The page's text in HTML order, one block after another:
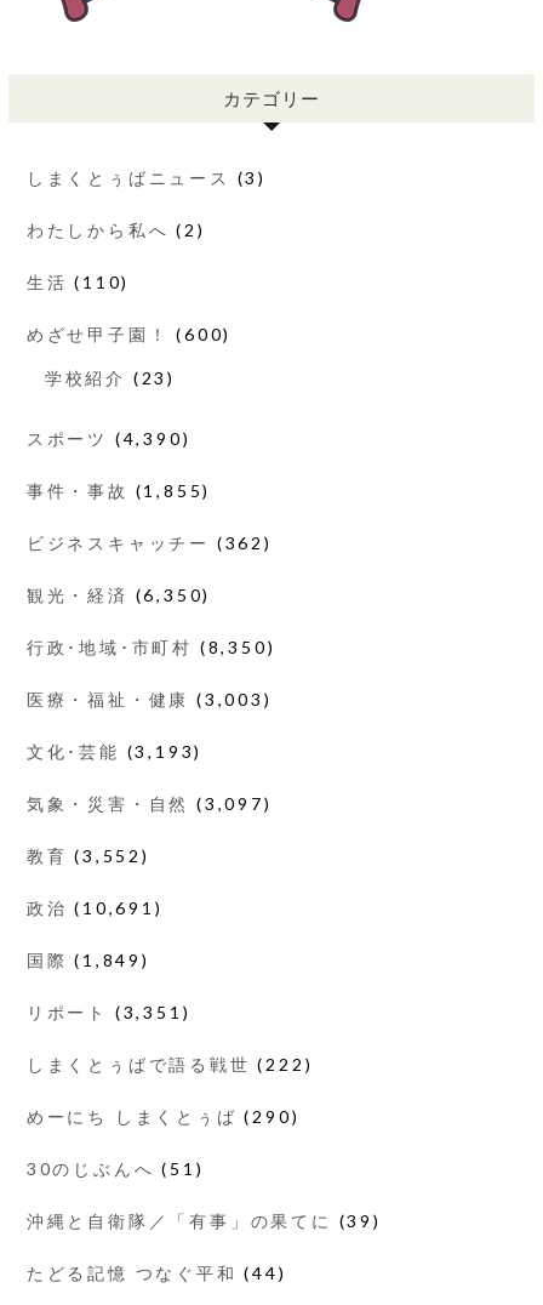
カテゴリー
しまくとぅばニュース (3)
わたしから私へ (2)
生活 (110)
めざせ甲子園！ (600)
学校紹介 (23)
スポーツ (4,390)
事件・事故 (1,855)
ビジネスキャッチー (362)
観光・経済 (6,350)
行政･地域･市町村 (8,350)
医療・福祉・健康 (3,003)
文化･芸能 (3,193)
気象・災害・自然 (3,097)
教育 (3,552)
政治 (10,691)
国際 (1,849)
リポート (3,351)
しまくとぅばで語る戦世 (222)
めーにち しまくとぅば (290)
30のじぶんへ (51)
沖縄と自衛隊／「有事」の果てに (39)
たどる記憶 つなぐ平和 (44)